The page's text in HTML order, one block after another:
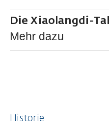
Die Xiaolangdi-
Mehr dazu
Historie